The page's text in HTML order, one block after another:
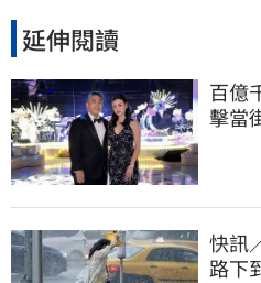
延伸閱讀
百億
擊當
快訊
路下